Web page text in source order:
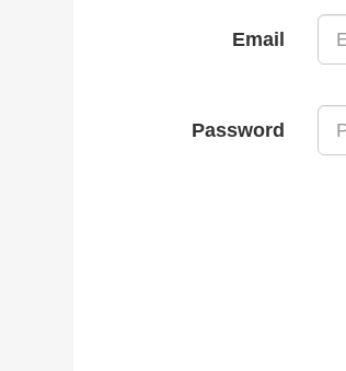
Email
Password